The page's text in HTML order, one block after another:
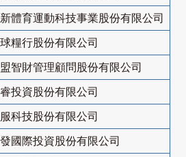
體育運動科技事業股份有限公司
糧行股份有限公司
智財管理顧問股份有限公司
投資股份有限公司
科技股份有限公司
國際投資股份有限公司